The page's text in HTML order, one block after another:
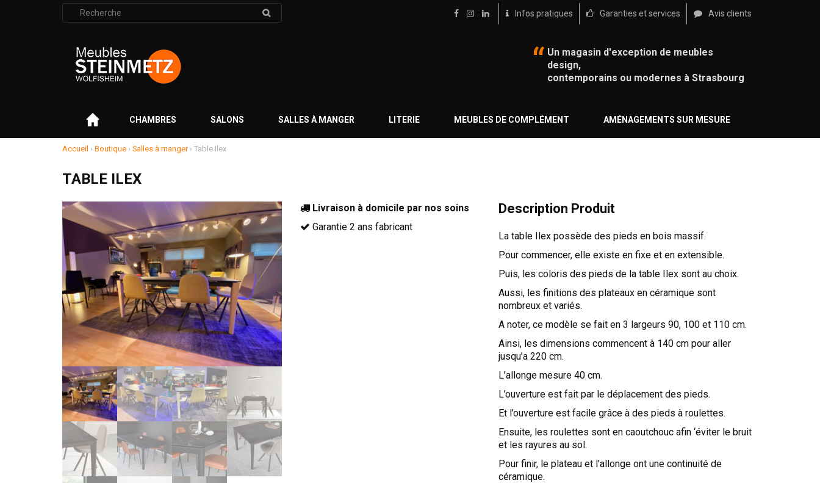
Rechercher
:
Infos pratiques Garanties et services Avis clients
Un magasin d'exception de meubles
design,
contemporains ou modernes à Strasbourg
CHAMBRES SALONS SALLES À MANGER LITERIE MEUBLES DE COMPLÉMENT AMÉNAGEMENTS SUR MESURE
Accueil › Boutique › Salles à manger› Table Ilex
TABLE ILEX
Livraison à domicile par nos soins
Garantie 2 ans fabricant
Description Produit
La table Ilex possède des pieds en bois massif.
Pour commencer, elle existe en fixe et en extensible.
Puis, les coloris des pieds de la table Ilex sont au choix.
Aussi, les finitions des plateaux en céramique sont
nombreux et variés.
A noter, ce modèle se fait en 3 largeurs 90, 100 et 110 cm.
Ainsi, les dimensions commencent à 140 cm pour aller
jusqu’a 220 cm.
L’allonge mesure 40 cm.
L’ouverture est fait par le déplacement des pieds.
Et l’ouverture est facile grâce à des pieds à roulettes.
Ensuite, les roulettes sont en caoutchouc afin ‘éviter le bruit
et les rayures au sol.
Pour finir, le plateau et l’allonge ont une continuité de
céramique.